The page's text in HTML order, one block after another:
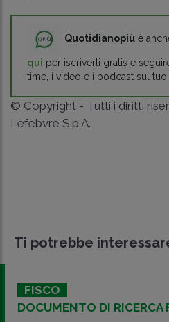
Quotidianopiù è
qui per iscriverti gratis e
time, i video e i podcast sul tuo
© Copyright - Tutti i diritti
Lefebvre S.p.A.
Ti potrebbe
FISCO
DOCUMENTO DI RICERCA